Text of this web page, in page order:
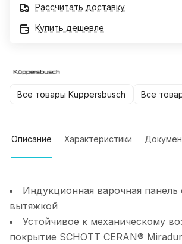
Рассчитать доставку
Купить дешевле
Все товары Kuppersbusch Все
Описание Характеристики
Индукционная варочная панель
вытяжкой
Устойчивое к механическому
покрытие SCHOTT CERAN®